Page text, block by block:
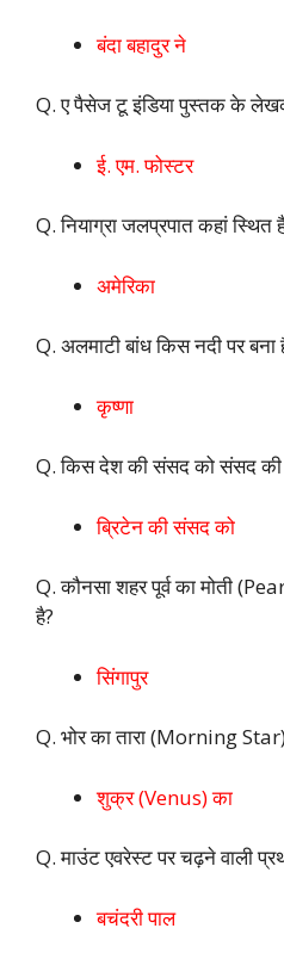
बंदा बहादुर ने
Q. ए पैसेज टू इंडिया पुस्तक के
ई. एम. फोस्टर
Q. नियाग्रा जलप्रपात कहां स्थित
अमेरिका
Q. अलमाटी बांध किस नदी पर बना
कृष्णा
Q. किस देश की संसद को संसद की
ब्रिटेन की संसद को
Q. कौनसा शहर पूर्व का मोती
है?
सिंगापुर
Q. भोर का तारा (Morning
शुक्र (Venus) का
Q. माउंट एवरेस्ट पर चढ़ने वाली
बचंदरी पाल